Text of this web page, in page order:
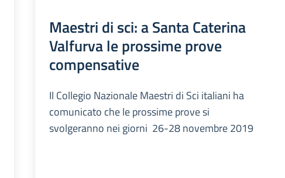
Maestri di sci: a Santa Caterina
Valfurva le prossime prove
compensative
Il Collegio Nazionale Maestri di Sci italiani ha
comunicato che le prossime prove si
svolgeranno nei giorni 26-28 novembre 2019